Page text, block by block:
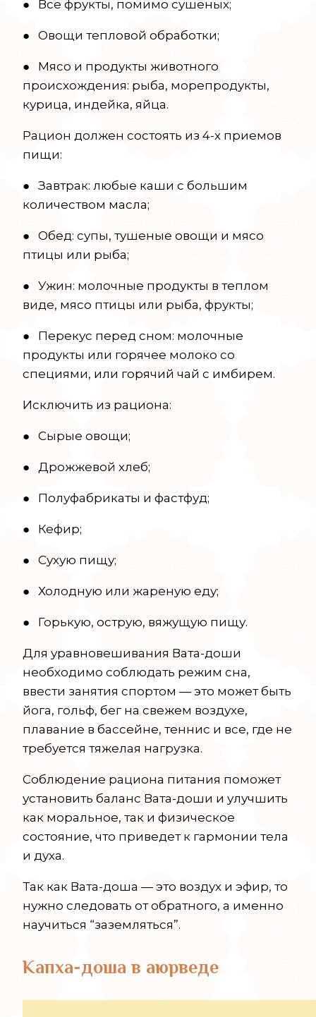
● Все фрукты, помимо сушеных;
● Овощи тепловой обработки;
● Мясо и продукты животного
происхождения: рыба, морепродукты,
курица, индейка, яйца.
Рацион должен состоять из 4-х приемов
пищи:
● Завтрак: любые каши с большим
количеством масла;
● Обед: супы, тушеные овощи и мясо
птицы или рыба;
● Ужин: молочные продукты в теплом
виде, мясо птицы или рыба, фрукты;
● Перекус перед сном: молочные
продукты или горячее молоко со
специями, или горячий чай с имбирем.
Исключить из рациона:
● Сырые овощи;
● Дрожжевой хлеб;
● Полуфабрикаты и фастфуд;
● Кефир;
● Сухую пищу;
● Холодную или жареную еду;
● Горькую, острую, вяжущую пищу.
Для уравновешивания Вата-доши
необходимо соблюдать режим сна,
ввести занятия спортом — это может быть
йога, гольф, бег на свежем воздухе,
плавание в бассейне, теннис и все, где не
требуется тяжелая нагрузка.
Соблюдение рациона питания поможет
установить баланс Вата-доши и улучшить
как моральное, так и физическое
состояние, что приведет к гармонии тела
и духа.
Так как Вата-доша — это воздух и эфир, то
нужно следовать от обратного, а именно
научиться “заземляться”.
Капха-доша в аюрведе